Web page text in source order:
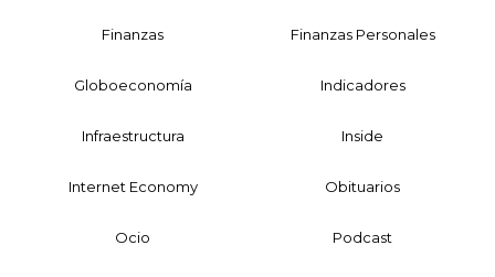
Finanzas Finanzas Personales
Globoeconomía Indicadores
Infraestructura Inside
Internet Economy Obituarios
Ocio Podcast